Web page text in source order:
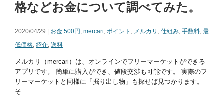
格などお金について調べてみた。
2020/04/29 | お金 500円 , mercari, ポイント , メルカリ , 仕組み, 手数料, 最
低価格, 紹介, 送料
メルカリ（mercari）は、オンラインでフリーマーケットができる
アプリです。 簡単に購入ができ、値段交渉も可能です。 実際のフ
リーマーケットと同様に「掘り出し物」も探せば見つかります。
そ